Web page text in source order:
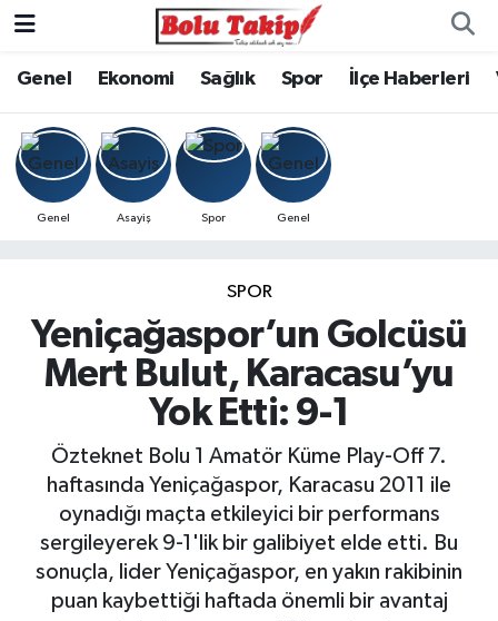
Genel Ekonomi Sağlık Spor İlçe Haberleri
Genel Asayiş Spor Genel
SPOR
Yeniçağaspor’un Golcüsü
Mert Bulut, Karacasu’yu
Yok Etti: 9-1
Özteknet Bolu 1 Amatör Küme Play-Off 7.
haftasında Yeniçağaspor, Karacasu 2011 ile
oynadığı maçta etkileyici bir performans
sergileyerek 9-1'lik bir galibiyet elde etti. Bu
sonuçla, lider Yeniçağaspor, en yakın rakibinin
puan kaybettiği haftada önemli bir avantaj